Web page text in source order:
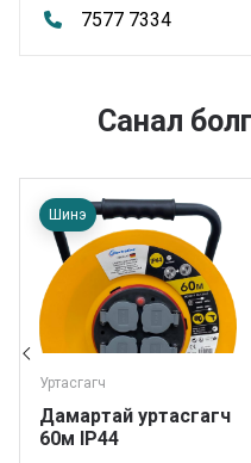
7577 7334
Санал
Шинэ
Уртасгагч
Дамартай уртасгагч
60м IP44